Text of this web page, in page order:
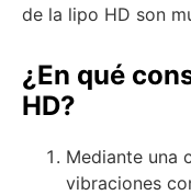
de la lipo HD son
¿En qué
HD?
Mediante una
vibraciones